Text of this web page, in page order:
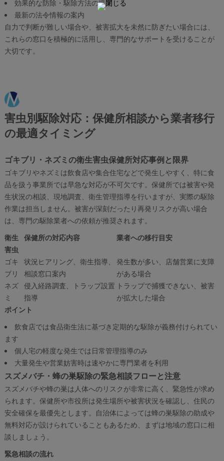
効果的な防除・駆除方法の提案
最新の法令情報の案内
自力で判断が難しい場合や、被害拡大を未然に防ぎたい場合には、
これらの窓口を積極的に活用し、専門的なサポートを受けることが
大切です。
害虫別駆除対応：保健所相談から業者移行
の最適タイミング
ゴキブリ・ネズミの衛生害虫保健所対応事例と限界
ゴキブリやネズミは飲食店や集合住宅などで発生しやすく、特に食
品を扱う事業所では早急な対応が不可欠です。保健所では被害や発
生状況の相談、現地調査、衛生管理指導を行いますが、実際の駆除
作業は担当しません。被害が深刻だったり再発リスクが高い場合
は、専門の駆除業者への依頼が推奨されます。
衛生
害虫
保健所の対応内容 業者への移行目安
ゴキ
ブリ
状況ヒアリング、衛生指導、
相談窓口案内
発生数が多い、店舗営業に支障
がある場合
ネズ
ミ
侵入経路調査、トラップ設置
指導
トラップで捕獲できない、被害
が拡大した場合
ポイント
飲食店では食品衛生法に基づき定期的な駆除が義務付けられてい
ます
個人宅の軽度な発生では日常管理指導のみ
大量発生や営業妨害時は速やかに専門業者を利用
スズメバチ・蜂の巣駆除の緊急相談フローと注意
スズメバチや蜂の巣は人体へのリスクが非常に高く、緊急性が求め
られます。保健所や市役所は発生場所や被害状況を確認し、住民の
安全確保を最優先とします。自治体によっては蜂の巣駆除の助成や
無料対応が設けられていることもあるため、まずは地域の窓口に相
談しましょう。
緊急相談の流れ